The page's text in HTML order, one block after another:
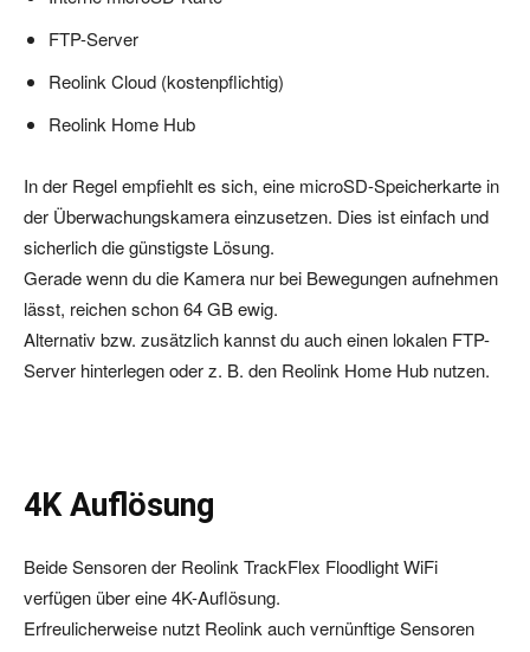
FTP-Server
Reolink Cloud (kostenpflichtig)
Reolink Home Hub
In der Regel empfiehlt es sich, eine microSD-Speicherkarte in
der Überwachungskamera einzusetzen. Dies ist einfach und
sicherlich die günstigste Lösung.
Gerade wenn du die Kamera nur bei Bewegungen aufnehmen
lässt, reichen schon 64 GB ewig.
Alternativ bzw. zusätzlich kannst du auch einen lokalen FTP-
Server hinterlegen oder z. B. den Reolink Home Hub nutzen.
4K Auflösung
Beide Sensoren der Reolink TrackFlex Floodlight WiFi
verfügen über eine 4K-Auflösung.
Erfreulicherweise nutzt Reolink auch vernünftige Sensoren